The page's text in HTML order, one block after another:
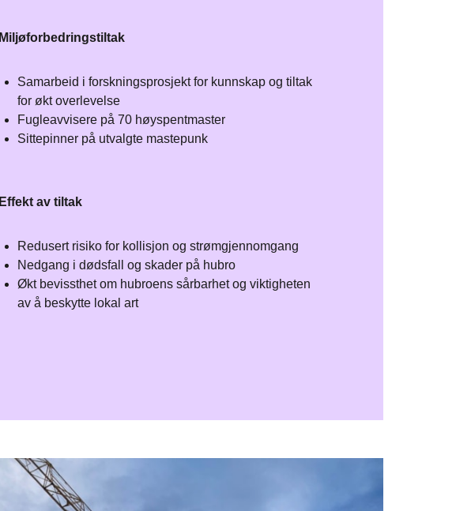
Miljøforbedringstiltak
Samarbeid i forskningsprosjekt for kunnskap og tiltak
for økt overlevelse​
Fugleavvisere på 70 høyspentmaster​
Sittepinner på utvalgte mastepunk
Effekt av tiltak
Redusert risiko for kollisjon og strømgjennomgang​
Nedgang i dødsfall og skader på hubro​
Økt bevissthet om hubroens sårbarhet og viktigheten
av å beskytte lokal art